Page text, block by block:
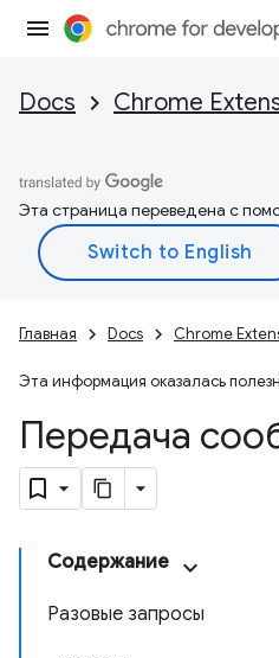
Docs Chrome
Эта страница переведена с
Главная Docs Chrome
Эта информация оказалась
Передача
Содержание
Разовые запросы